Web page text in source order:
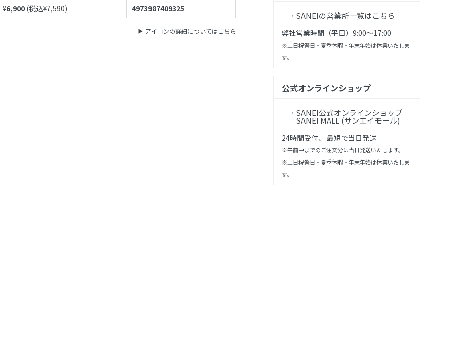
¥6,900 (税込¥7,590) 4973987409325
アイコンの詳細についてはこちら
SANEIの営業所一覧はこちら
弊社営業時間（平日）9:00～17:00
※土日祝祭日・夏季休暇・年末年始は休業いたしま
す。
公式オンラインショップ
SANEI公式オンラインショップ
SANEI MALL (サンエイモール)
24時間受付、 最短で当日発送
※午前中までのご注文分は当日発送いたします。
※土日祝祭日・夏季休暇・年末年始は休業いたしま
す。